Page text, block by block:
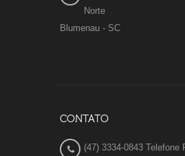
Norte
Blumenau - SC
CONTATO
(47) 3334-0843 Telefone